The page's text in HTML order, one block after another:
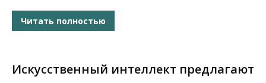
Читать полностью
Искусственный интеллект предлагают